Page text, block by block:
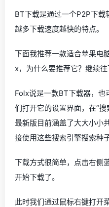
BT下载是通过一个P2P下载
越多下载速度越快的特点。
下面我推荐一款适合苹果电
x，为什么要推荐它？继续往
Folx说是一款BT下载器，
们打开它的设置界面，在“
最新版目前涵盖了大大小小
接使用这些搜索引擎搜索种
下载方式很简单，点击右侧
开始下载了。
此时我们通过鼠标右键打开